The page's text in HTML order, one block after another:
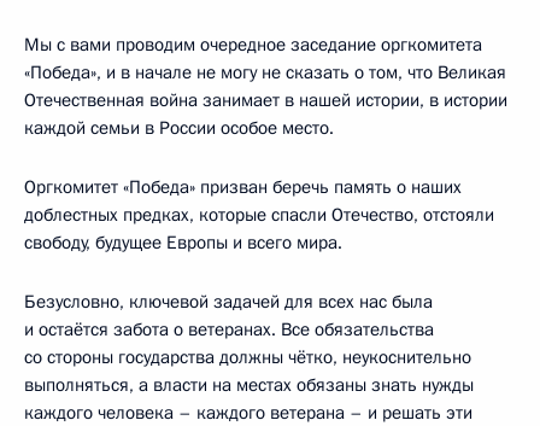
Мы с вами проводим очередное заседание оргкомитета
«Победа», и в начале не могу не сказать о том, что Великая
Отечественная война занимает в нашей истории, в истории
каждой семьи в России особое место.
Оргкомитет «Победа» призван беречь память о наших
доблестных предках, которые спасли Отечество, отстояли
свободу, будущее Европы и всего мира.
Безусловно, ключевой задачей для всех нас была
и остаётся забота о ветеранах. Все обязательства
со стороны государства должны чётко, неукоснительно
выполняться, а власти на местах обязаны знать нужды
каждого человека – каждого ветерана – и решать эти